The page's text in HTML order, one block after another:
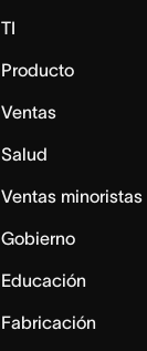
TI
Producto
Ventas
Salud
Ventas minoristas
Gobierno
Educación
Fabricación